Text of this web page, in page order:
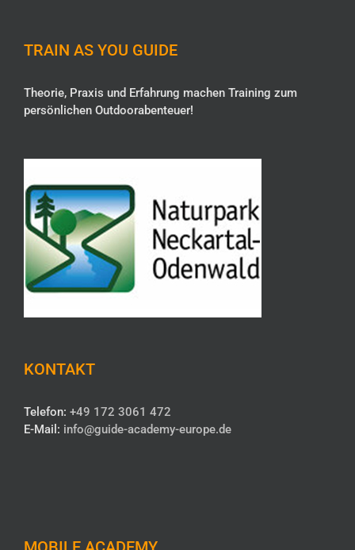
TRAIN AS YOU GUIDE
Theorie, Praxis und Erfahrung machen Training zum
persönlichen Outdoorabenteuer!
KONTAKT
Telefon: +49 172 3061 472
E-Mail: info@guide-academy-europe.de